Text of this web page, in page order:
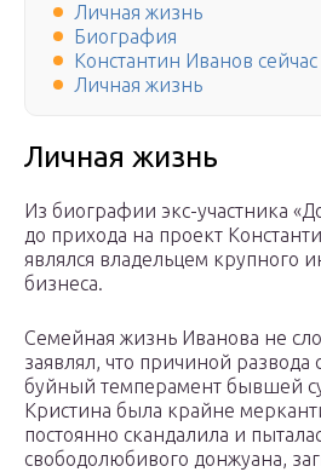
Личная жизнь
Биография
Константин Иванов сейчас
Личная жизнь
Личная жизнь
Из биографии экс-участника
до прихода на проект
являлся владельцем крупного
бизнеса.
Семейная жизнь Иванова не
заявлял, что причиной развода
буйный темперамент бывшей
Кристина была крайне
постоянно скандалила и
свободолюбивого донжуана,